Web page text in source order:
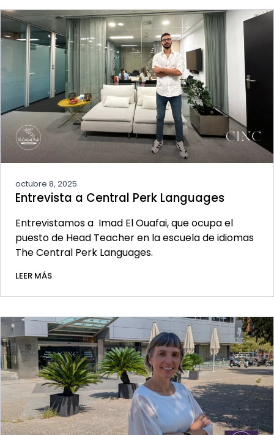
octubre 8, 2025
Entrevista a Central Perk Languages
Entrevistamos a Imad El Ouafai, que ocupa el
puesto de Head Teacher en la escuela de idiomas
The Central Perk Languages.
LEER MÁS